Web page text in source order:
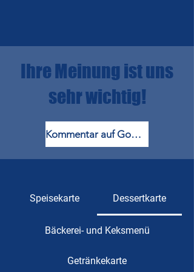
Ihre Meinung ist uns
sehr wichtig!
Kommentar auf Google
Speisekarte Dessertkarte
Bäckerei- und Keksmenü
Getränkekarte